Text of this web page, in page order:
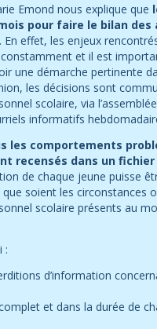
Emond nous explique que
pour faire le bilan des
. En effet, les enjeux
et il est
une démarche pertinente
les décisions sont
scolaire, via
informatifs
les comportements
recensés dans un
de chaque jeune puisse
soient les circonstances
scolaire présents au
:
d’information
et dans la durée de